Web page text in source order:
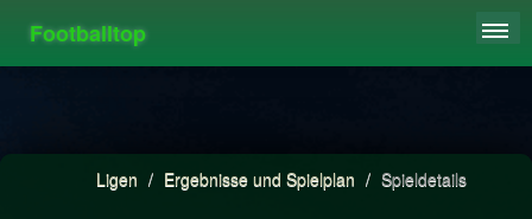
Footballtop
HIGHSCORE
Ligen / Ergebnisse und Spielplan / Spieldetails